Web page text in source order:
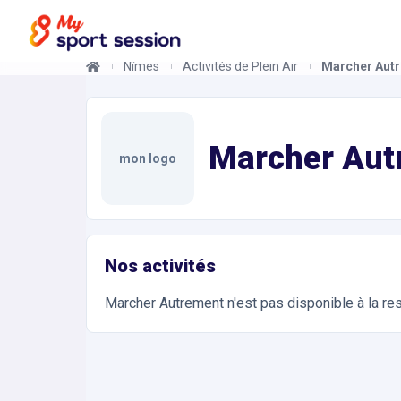
Nîmes Activités de Plein Air Marcher
mon logo Marcher
Nos activités
Marcher Autrement n'est pas disponible à la